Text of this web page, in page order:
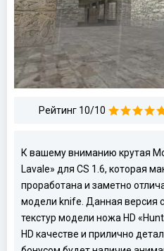
Рейтинг 10/10
К вашему вниманию крутая
Lavale» для CS 1.6, которая
проработана и заметно
модели knife. Данная версия
текстур модели ножа HD
HD качестве и прилично